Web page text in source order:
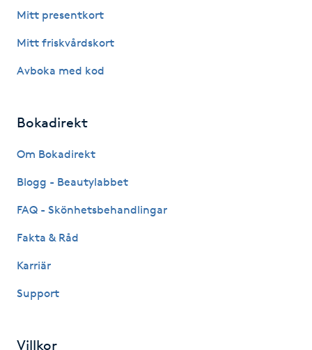
Keratinbehandling
Klippning
Klippning ungdom
Mitt presentkort
Mitt friskvårdskort
Avboka med kod
Bokadirekt
Om Bokadirekt
Blogg - Beautylabbet
FAQ - Skönhetsbehandlingar
Fakta & Råd
Karriär
Support
Villkor